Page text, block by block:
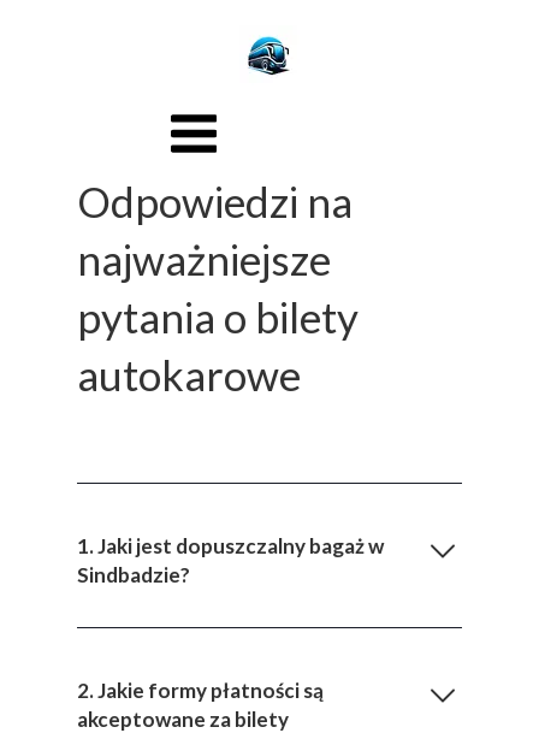
Odpowiedzi na
najważniejsze
pytania o bilety
autokarowe
2. Jakie formy płatności są
akceptowane za bilety
1. Jaki jest dopuszczalny bagaż w
Sindbadzie?